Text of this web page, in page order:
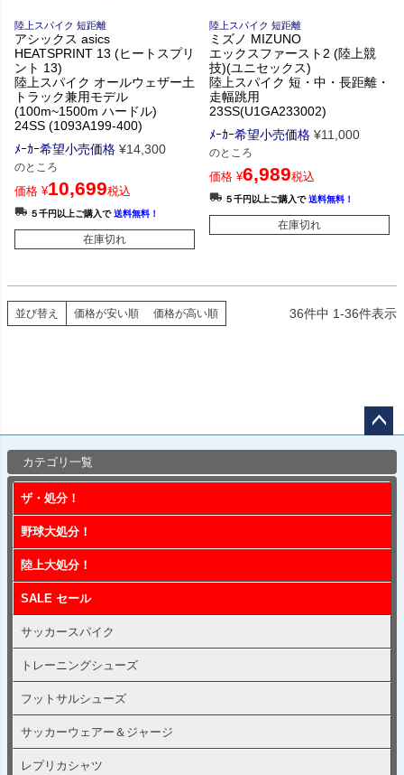
陸上スパイク 短距離
アシックス asics
HEATSPRINT 13 (ヒートスプリ
ント 13)
陸上スパイク オールウェザー土
トラック兼用モデル
(100m~1500m ハードル)
24SS (1093A199-400)
ﾒｰｶｰ希望小売価格 ¥14,300
のところ
価格 ¥10,699税込
５千円以上ご購入で送料無料！
在庫切れ
陸上スパイク 短距離
ミズノ MIZUNO
エックスファースト2 (陸上競
技)(ユニセックス)
陸上スパイク 短・中・長距離・
走幅跳用
23SS(U1GA233002)
ﾒｰｶｰ希望小売価格 ¥11,000
のところ
価格 ¥6,989税込
５千円以上ご購入で送料無料！
在庫切れ
並び替え 価格が安い順 価格が高い順 36件中 1-36件表示
カテゴリ一覧
ザ・処分！
野球大処分！
陸上大処分！
SALE セール
サッカースパイク
トレーニングシューズ
フットサルシューズ
サッカーウェアー＆ジャージ
レプリカシャツ
ップ